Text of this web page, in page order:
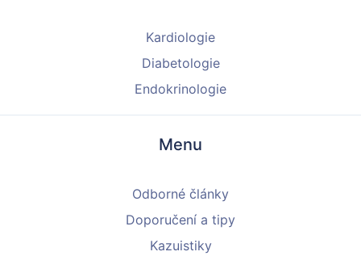
Kardiologie
Diabetologie
Endokrinologie
Menu
Odborné články
Doporučení a tipy
Kazuistiky